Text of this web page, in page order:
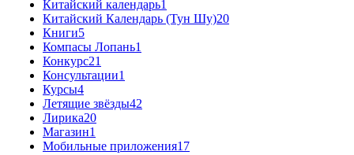
Китайский календарь1
Китайский Календарь (Тун Шу)20
Книги5
Компасы Лопань1
Конкурс21
Консультации1
Курсы4
Летящие звёзды42
Лирика20
Магазин1
Мобильные приложения17